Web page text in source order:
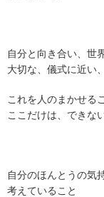
自分と向き合い、世
大切な、儀式に近い
これを人のまかせる
ここだけは、できない
自分のほんとうの気
考えていること